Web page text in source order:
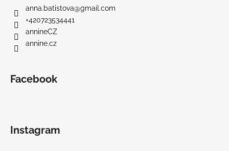
anna.batistova@gmail.com
+420723534441
annineCZ
annine.cz
Facebook
Instagram